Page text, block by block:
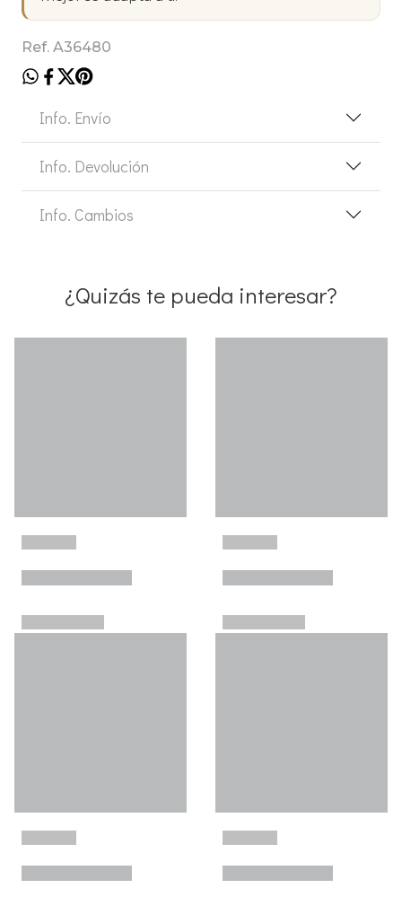
Ref. A36480
Info. Envío
Info. Devolución
Info. Cambios
¿Quizás te pueda interesar?